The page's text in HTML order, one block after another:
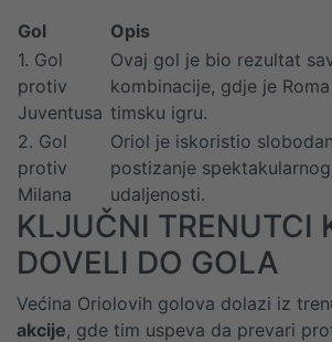
Gol
Opis
1. Gol
protiv
Juventusa
Ovaj gol je bio rezultat
kombinacije, gdje je
timsku igru.
2. Gol
protiv
Milana
Oriol je iskoristio
postizanje
udaljenosti.
KLJUČNI TRENUTCI
DOVELI DO GOLA
Većina Oriolovih golova dolazi iz
akcije, gde tim uspeva da prevari